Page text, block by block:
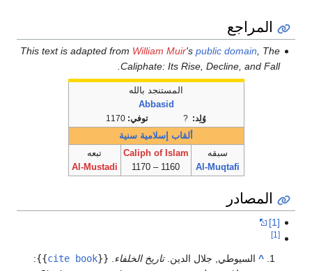
المراجع
This text is adapted from William Muir's public domain , The
Caliphate: Its Rise, Decline, and Fall.
المستنجد بالله
Abbasid
وُلِد: ? توفي:
ألقاب إسلامية سنية
سبقه
Al-Muqtafi
Caliph of Islam
1160 – 1170
تبعه
Al-Mustadi
المصادر
[1]
[1]
^ السيوطي, جلال الدين.تاريخ الخلفاء {{
cite book
}}
: